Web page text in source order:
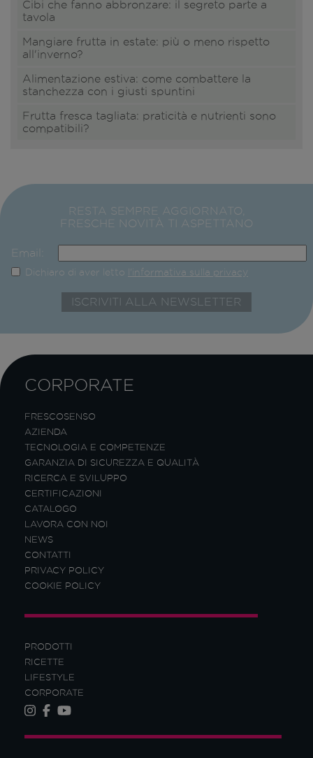
Cibi che fanno abbronzare: il segreto parte a
tavola
Mangiare frutta in estate: più o meno rispetto
all'inverno?
Alimentazione estiva: come combattere la
stanchezza con i giusti spuntini
Frutta fresca tagliata: praticità e nutrienti sono
compatibili?
RESTA SEMPRE AGGIORNATO,
FRESCHE NOVITÀ TI ASPETTANO
Email:
Dichiaro di aver letto l'informativa sulla privacy
PRODOTTI
RICETTE
LIFESTYLE
CORPORATE
CORPORATE
FRESCOSENSO
AZIENDA
TECNOLOGIA E COMPETENZE
GARANZIA DI SICUREZZA E QUALITÀ
RICERCA E SVILUPPO
CERTIFICAZIONI
CATALOGO
LAVORA CON NOI
NEWS
CONTATTI
PRIVACY POLICY
COOKIE POLICY